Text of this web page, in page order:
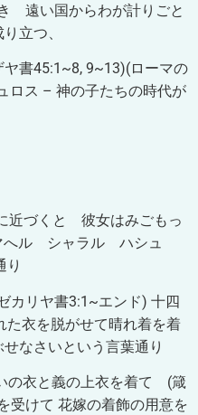
遠い国からわが計りごと
立つ、
書45:1~8, 9~13)(ローマの
ロス – 神の子たちの時代が
近づくと 彼女はみごもっ
へル シャラル ハシュ
り
カリヤ書3:1~エンド) 十四
衣を脱がせて晴れ着を着
なさいという言葉通り
の衣と義の上衣を着て (箴
受けて 花嫁の着飾の用意を